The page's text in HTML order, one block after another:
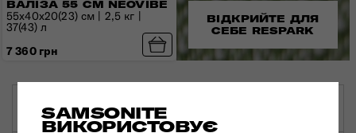
SAMSONITE
ВИКОРИСТОВУЄ
ВАЛІЗА 55 СМ NEOVIBE
55x40x20(23) см | 2,5 кг |
37(43) л
7 360 грн
ВІДКРИЙТЕ ДЛЯ
СЕБЕ RESPARK
ПРОДУКЦІЯ